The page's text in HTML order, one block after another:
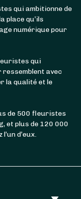
qui ambitionne de
place qu’ils
numérique pour
qui
avec
la qualité et le
de 500 fleuristes
et plus de 120 000
d’eux.